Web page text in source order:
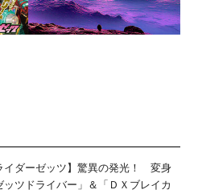
イダーゼッツ】驚異の発光！ 変身
ツドライバー」＆「ＤＸブレイカ